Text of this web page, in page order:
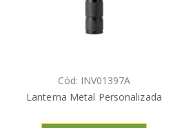
Cód: INV01397A
Lanterna Metal Personalizada